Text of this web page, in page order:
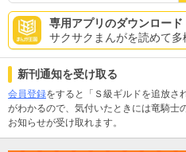
専用アプリのダウンロード
サクサクまんがを読めて多
新刊通知を受け取る
会員登録をすると「Ｓ級ギルドを追放さ
がわかるので、気付いたときには竜騎士
お知らせが受け取れます。